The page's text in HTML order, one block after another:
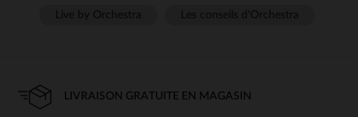
LIVRAISON GRATUITE EN MAGASIN